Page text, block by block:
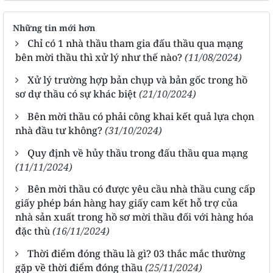
Những tin mới hơn
Chỉ có 1 nhà thầu tham gia đấu thầu qua mạng
bên mời thầu thì xử lý như thế nào?(11/08/2024)
Xử lý trường hợp bản chụp và bản gốc trong hồ
sơ dự thầu có sự khác biệt(21/10/2024)
Bên mời thầu có phải công khai kết quả lựa chọn
nhà đầu tư không?(31/10/2024)
Quy định về hủy thầu trong đấu thầu qua mạng
(11/11/2024)
Bên mời thầu có được yêu cầu nhà thầu cung cấp
giấy phép bán hàng hay giấy cam kết hỗ trợ của
nhà sản xuất trong hồ sơ mời thầu đối với hàng hóa
đặc thù(16/11/2024)
Thời điểm đóng thầu là gì? 03 thắc mắc thường
gặp về thời điểm đóng thầu(25/11/2024)